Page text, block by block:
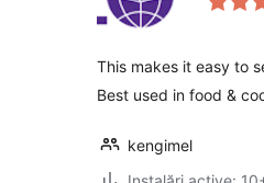
This makes it easy to
Best used in food &
kengimel